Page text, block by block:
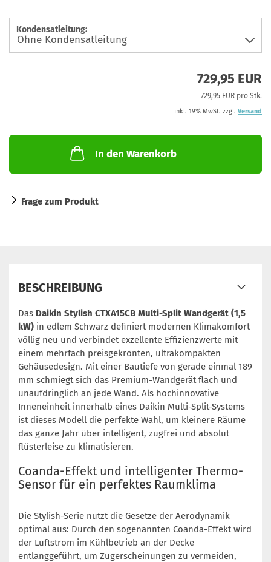
Kondensatleitung:
729,95 EUR
729,95 EUR pro Stk.
inkl. 19% MwSt. zzgl. Versand
In den Warenkorb
Frage zum Produkt
BESCHREIBUNG
Das Daikin Stylish CTXA15CB Multi-Split Wandgerät (1,5
kW) in edlem Schwarz definiert modernen Klimakomfort
völlig neu und verbindet exzellente Effizienzwerte mit
einem mehrfach preisgekrönten, ultrakompakten
Gehäusedesign. Mit einer Bautiefe von gerade einmal 189
mm schmiegt sich das Premium-Wandgerät flach und
unaufdringlich an jede Wand. Als hochinnovative
Inneneinheit innerhalb eines Daikin Multi-Split-Systems
ist dieses Modell die perfekte Wahl, um kleinere Räume
das ganze Jahr über intelligent, zugfrei und absolut
flüsterleise zu klimatisieren.
Coanda-Effekt und intelligenter Thermo-
Sensor für ein perfektes Raumklima
Die Stylish-Serie nutzt die Gesetze der Aerodynamik
optimal aus: Durch den sogenannten Coanda-Effekt wird
der Luftstrom im Kühlbetrieb an der Decke
entlanggeführt, um Zugerscheinungen zu vermeiden,